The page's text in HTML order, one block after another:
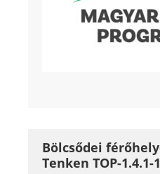
Bölcsődei
Tenken TOP-1.4.1-